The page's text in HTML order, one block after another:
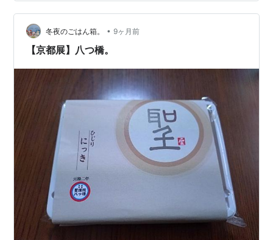
八ツ橋 抹茶（嵐山にて） 価格 売ってる場所（どこに売
ってる？） 八ツ橋のお土産を何種類か買って食べたよ あ
ん生八ツ橋 本家西尾八ツ橋 栗 食べた感想 価格 売ってる
場所（どこに売ってる？） GODIVA 生八つ橋 ガナッシュ
冬夜のごはん箱。 • 9ヶ月前
【京都展】八つ橋。